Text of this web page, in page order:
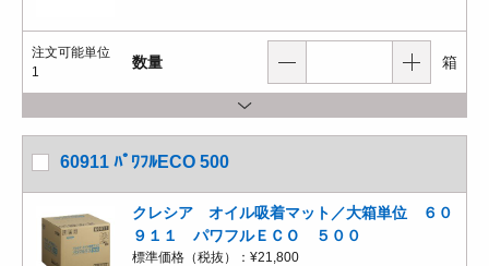
注文可能単位
1
数量 箱
60911 ﾊﾟﾜﾌﾙECO 500
クレシア オイル吸着マット／大箱単位 ６０
９１１ パワフルＥＣＯ ５００
標準価格（税抜）： ¥21,800